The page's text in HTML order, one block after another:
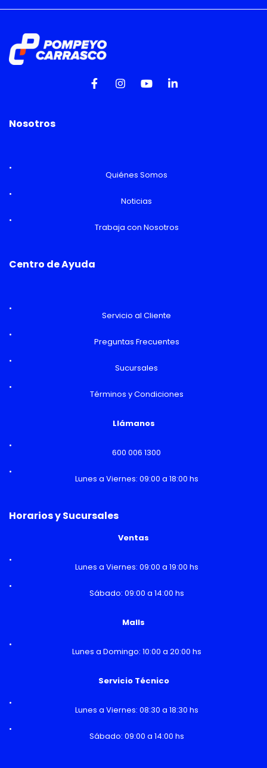
Nosotros
Quiénes Somos
Noticias
Trabaja con Nosotros
Centro de Ayuda
Servicio al Cliente
Preguntas Frecuentes
Sucursales
Términos y Condiciones
Llámanos
600 006 1300
Lunes a Viernes: 09:00 a 18:00 hs
Horarios y Sucursales
Ventas
Lunes a Viernes: 09:00 a 19:00 hs
Sábado: 09:00 a 14:00 hs
Malls
Lunes a Domingo: 10:00 a 20:00 hs
Servicio Técnico
Lunes a Viernes: 08:30 a 18:30 hs
Sábado: 09:00 a 14:00 hs